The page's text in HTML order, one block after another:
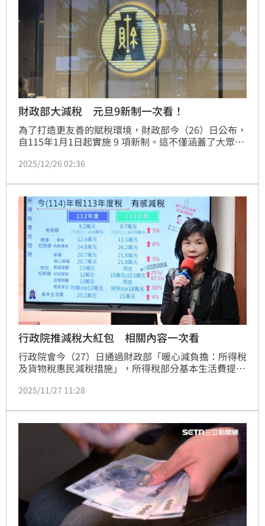
財政部大減稅 元旦9新制一次看！
為了打造更友善的賦稅環境，財政部今（26）日公布，
自115年1月1日起實施 9 項新制。這不僅涵蓋了大眾最
了深度優化。
2025/12/26 02:36
行政院推減稅大紅包 相關內容一次看
行政院會今（27）日通過財政部「暖心減負擔：所得稅
及貨物稅惠民減稅措施」，所得稅部分基本生活費提高
距，單身租屋自住者年所得在新台幣64.4萬元以下免繳
年所得在168.5萬元以下也免繳稅。
2025/11/27 11:28